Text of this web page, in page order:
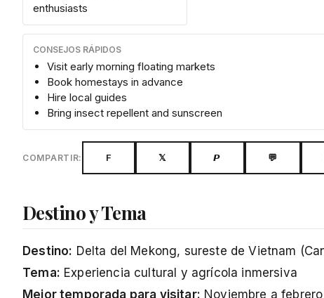
enthusiasts
CONSEJOS RÁPIDOS
Visit early morning floating markets
Book homestays in advance
Hire local guides
Bring insect repellent and sunscreen
COMPARTIR: F 𝕏 𝙋 💬
Destino y Tema
Destino: Delta del Mekong, sureste de Vietnam
Tema: Experiencia cultural y agrícola inmersiva
Mejor temporada para visitar: Noviembre a